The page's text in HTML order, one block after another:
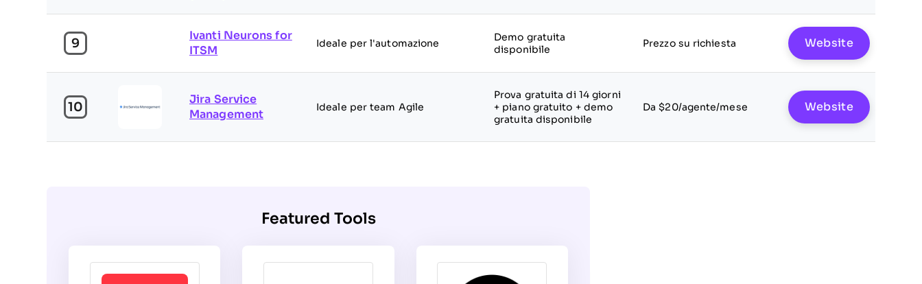
9
Ivanti Neurons for
ITSM
Ideale per l'automazione
Demo gratuita
disponibile
Prezzo su richiesta Website
10
Jira Service
Management
Ideale per team Agile
Prova gratuita di 14 giorni
+ piano gratuito + demo
gratuita disponibile
Da $20/agente/mese Website
Featured Tools